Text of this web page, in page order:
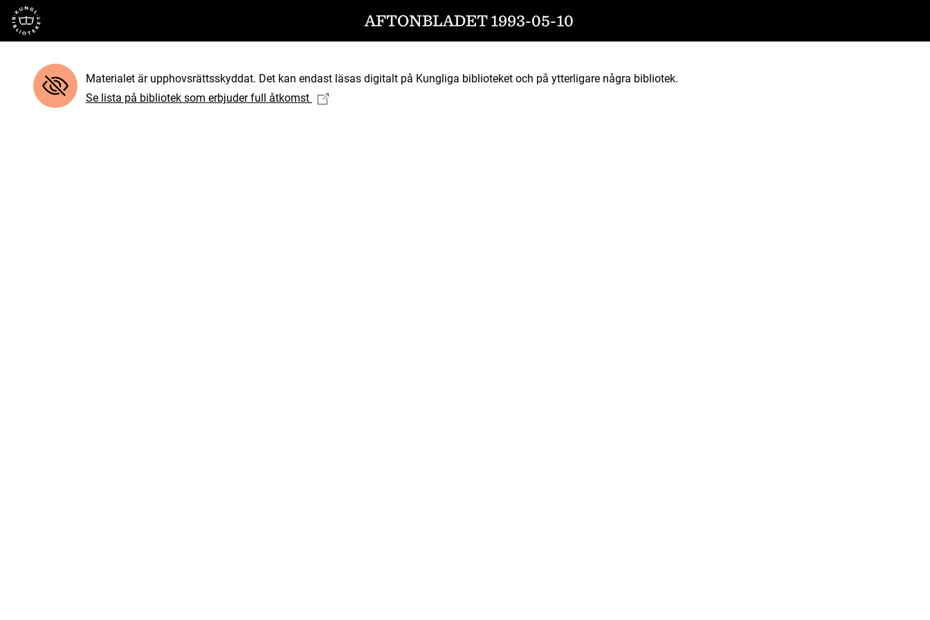
Till startsidan AFTONBLADET 1993-05-10
Materialet är upphovsrättsskyddat. Det kan endast läsas digitalt på Kungliga biblioteket och på ytterligare några bibliotek.
Se lista på bibliotek som erbjuder full åtkomst